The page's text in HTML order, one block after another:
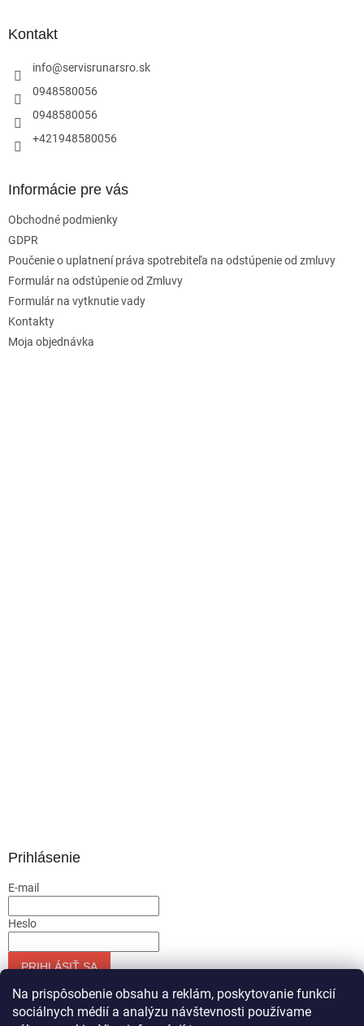
Na prispôsobenie obsahu a reklám, poskytovanie funkcií
sociálnych médií a analýzu návštevnosti používame
Kontakt
info@servisrunarsro.sk
0948580056
0948580056
+421948580056
Informácie pre vás
Obchodné podmienky
GDPR
Poučenie o uplatnení práva spotrebiteľa na odstúpenie od zmluvy
Formulár na odstúpenie od Zmluvy
Formulár na vytknutie vady
Kontakty
Moja objednávka
Prihlásenie
E-mail
Heslo
PRIHLÁSIŤ SA
Nová registráciaZabudnuté heslo